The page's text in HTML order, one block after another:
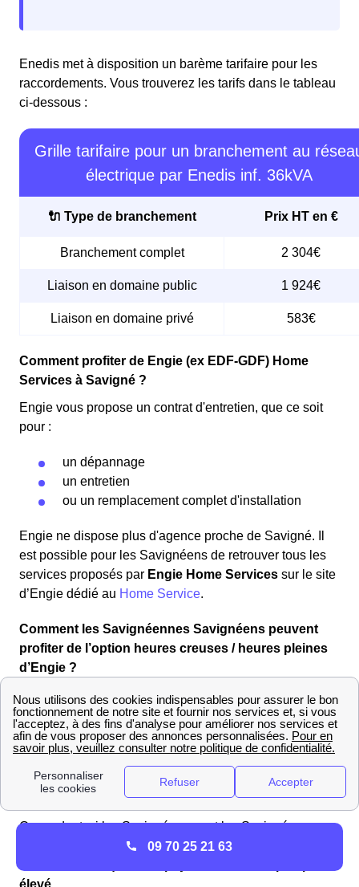
Enedis met à disposition un barème tarifaire pour les
raccordements. Vous trouverez les tarifs dans le tableau
ci-dessous :
Grille tarifaire pour un branchement au
électrique par Enedis inf. 36kVA
🔌 Type de branchement Prix HT en €
Branchement complet 2 304€
Liaison en domaine public 1 924€
Liaison en domaine privé 583€
Comment profiter de Engie (ex EDF-GDF) Home
Services à Savigné ?
Engie vous propose un contrat d'entretien, que ce soit
pour :
un dépannage
un entretien
ou un remplacement complet d'installation
Engie ne dispose plus d'agence proche de Savigné. Il
est possible pour les Savignéens de retrouver tous les
services proposés par Engie Home Services sur le site
d’Engie dédié au Home Service.
Comment les Savignéennes Savignéens peuvent
profiter de l’option heures creuses / heures pleines
d’Engie ?
Les heures creuses Engieà Savigné sont disponibles
dans l’offre Elec Référence Verte 1 an. Les habitants de
Savigné (86400) profitent ainsi d’untarif avantageuxdu
kWh durant une période de la journée, généralement
située entre midi et 17h, ainsi que la nuit, de 20h à 8h, la
plupart du temps.
Cependant, si les Savignéennes et les Savignéens
consomment leur électricité durant les heures pleines,
09 70 25 21 63